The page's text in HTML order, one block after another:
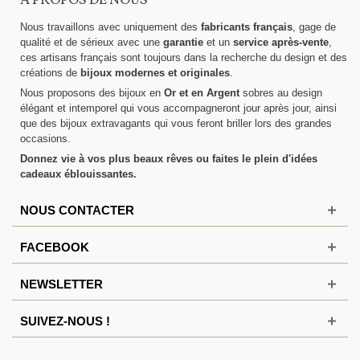
Nous travaillons avec uniquement des fabricants français, gage de
qualité et de sérieux avec une garantie et un service après-vente,
ces artisans français sont toujours dans la recherche du design et des
créations de bijoux modernes et originales.
Nous proposons des bijoux en Or et en Argentsobres au design
élégant et intemporel qui vous accompagneront jour après jour, ainsi
que des bijoux extravagants qui vous feront briller lors des grandes
occasions.
Donnez vie à vos plus beaux rêves ou faites le plein d'idées
cadeaux éblouissantes.
NOUS CONTACTER
FACEBOOK
NEWSLETTER
SUIVEZ-NOUS !